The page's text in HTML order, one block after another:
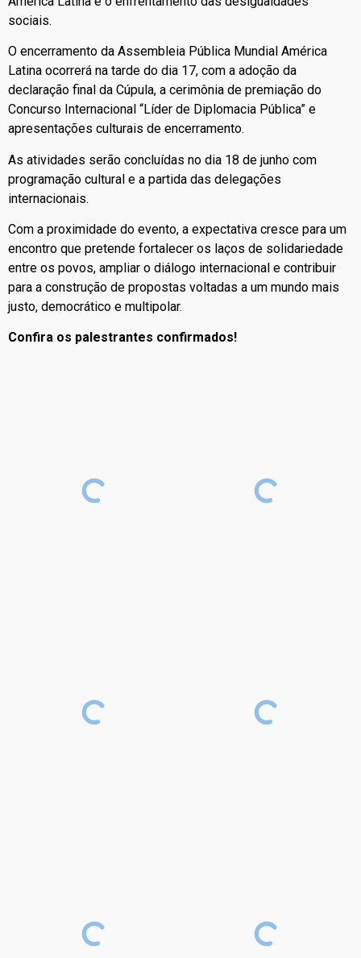
sociais.
O encerramento da Assembleia Pública Mundial América
Latina ocorrerá na tarde do dia 17, com a adoção da
declaração final da Cúpula, a cerimônia de premiação do
Concurso Internacional “Líder de Diplomacia Pública” e
apresentações culturais de encerramento.
As atividades serão concluídas no dia 18 de junho com
programação cultural e a partida das delegações
internacionais.
Com a proximidade do evento, a expectativa cresce para um
encontro que pretende fortalecer os laços de solidariedade
entre os povos, ampliar o diálogo internacional e contribuir
para a construção de propostas voltadas a um mundo mais
justo, democrático e multipolar.
Confira os palestrantes confirmados!